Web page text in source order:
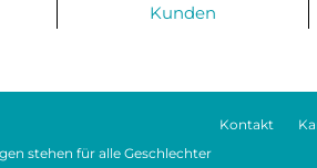
Kunden
Kontakt
stehen für alle Geschlechter